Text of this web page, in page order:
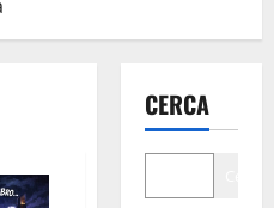
CERCA